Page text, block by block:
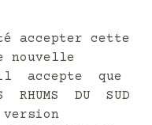
accepter cette
nouvelle
accepte que
DU SUD